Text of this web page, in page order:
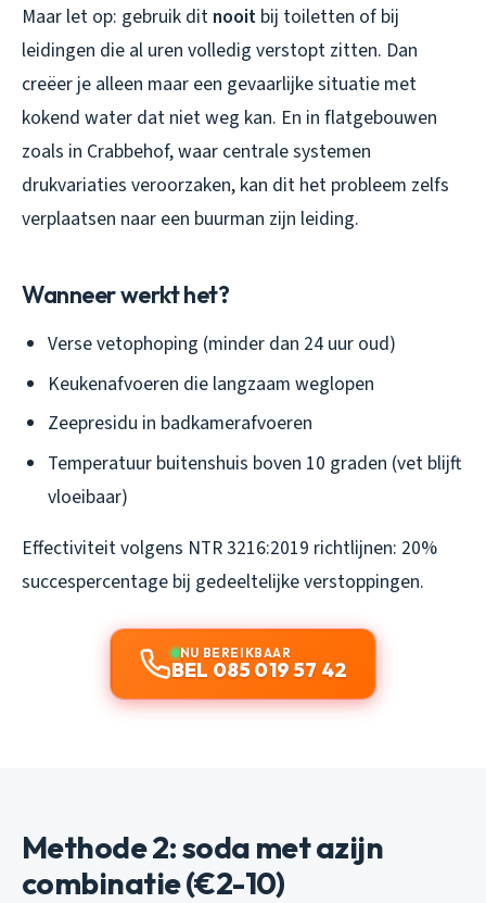
Maar let op: gebruik dit nooit bij toiletten of bij
leidingen die al uren volledig verstopt zitten. Dan
creëer je alleen maar een gevaarlijke situatie met
kokend water dat niet weg kan. En in flatgebouwen
zoals in Crabbehof, waar centrale systemen
drukvariaties veroorzaken, kan dit het probleem zelfs
verplaatsen naar een buurman zijn leiding.
Wanneer werkt het?
Verse vetophoping (minder dan 24 uur oud)
Keukenafvoeren die langzaam weglopen
Zeepresidu in badkamerafvoeren
Temperatuur buitenshuis boven 10 graden (vet blijft
vloeibaar)
Effectiviteit volgens NTR 3216:2019 richtlijnen: 20%
succespercentage bij gedeeltelijke verstoppingen.
NU BEREIKBAAR
BEL 085 019 57 42
Methode 2: soda met azijn
combinatie (€2-10)